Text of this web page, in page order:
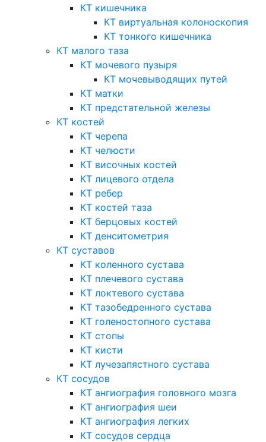
КТ кишечника
КТ виртуальная колоноскопия
КТ тонкого кишечника
КТ малого таза
КТ мочевого пузыря
КТ мочевыводящих путей
КТ матки
КТ предстательной железы
КТ костей
КТ черепа
КТ челюсти
КТ височных костей
КТ лицевого отдела
КТ ребер
КТ костей таза
КТ берцовых костей
КТ денситометрия
КТ суставов
КТ коленного сустава
КТ плечевого сустава
КТ локтевого сустава
КТ тазобедренного сустава
КТ голеностопного сустава
КТ стопы
КТ кисти
КТ лучезапястного сустава
КТ сосудов
КТ ангиография головного мозга
КТ ангиография шеи
КТ ангиография легких
КТ сосудов сердца